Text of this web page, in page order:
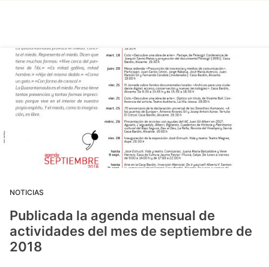
NOTICIAS
Publicada la agenda mensual de
actividades del mes de septiembre de
2018